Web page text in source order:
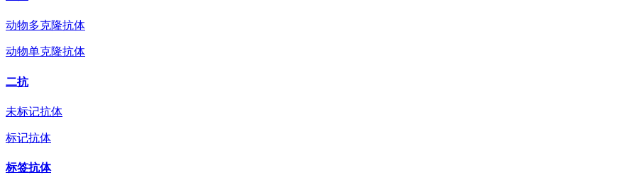
动物多克隆抗体
动物单克隆抗体
二抗
未标记抗体
标记抗体
标签抗体